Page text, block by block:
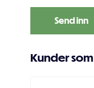
Kunder